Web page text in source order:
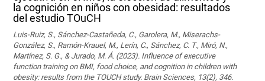
la cognición en niños con obesidad: resultados
del estudio TOuCH
Luis-Ruiz, S., Sánchez-Castañeda, C., Garolera, M., Miserachs-
González, S., Ramón-Krauel, M., Lerín, C., Sánchez, C. T., Miró, N.,
Martí­nez, S. G., & Jurado, M. Á. (2023). Influence of executive
function training on BMI, food choice, and cognition in children with
obesity: results from the TOUCH study. Brain Sciences, 13(2), 346.